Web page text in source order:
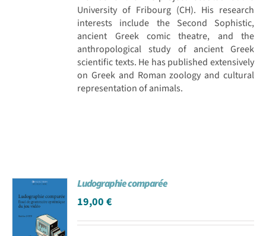
University of Fribourg (CH). His research
interests include the Second Sophistic,
ancient Greek comic theatre, and the
anthropological study of ancient Greek
scientific texts. He has published extensively
on Greek and Roman zoology and cultural
representation of animals.
Ludographie comparée
19,00€